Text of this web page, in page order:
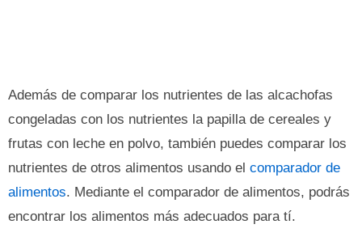
Además de comparar los nutrientes de las alcachofas
congeladas con los nutrientes la papilla de cereales y
frutas con leche en polvo, también puedes comparar los
nutrientes de otros alimentos usando el comparador de
alimentos. Mediante el comparador de alimentos, podrás
encontrar los alimentos más adecuados para tí.